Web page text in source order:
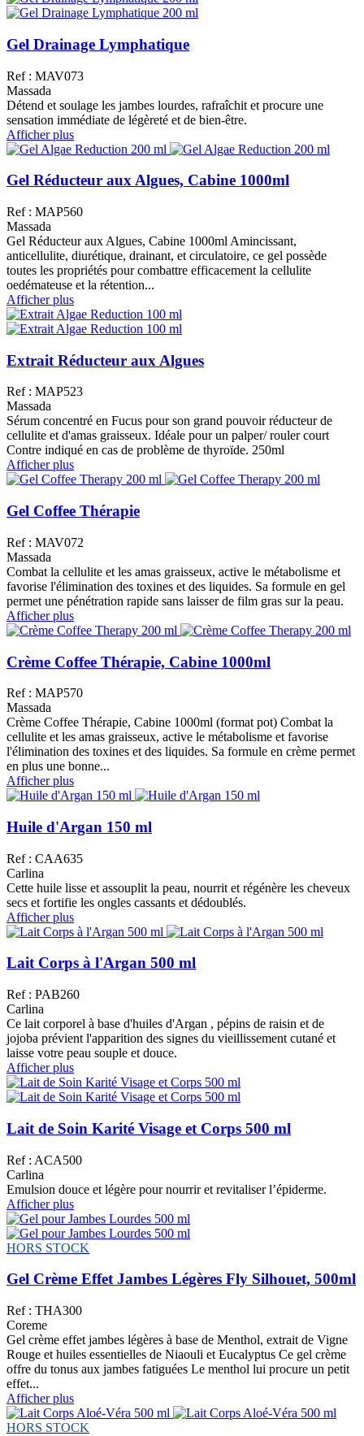
Gel Drainage Lymphatique
Ref : MAV073
Massada
Détend et soulage les jambes lourdes, rafraîchit et procure une
sensation immédiate de légèreté et de bien-être.
Afficher plus
Gel Réducteur aux Algues, Cabine 1000ml
Ref : MAP560
Massada
Gel Réducteur aux Algues, Cabine 1000ml Amincissant,
anticellulite, diurétique, drainant, et circulatoire, ce gel possède
toutes les propriétés pour combattre efficacement la cellulite
oedémateuse et la rétention...
Afficher plus
Extrait Réducteur aux Algues
Ref : MAP523
Massada
Sérum concentré en Fucus pour son grand pouvoir réducteur de
cellulite et d'amas graisseux. Idéale pour un palper/ rouler court
Contre indiqué en cas de problème de thyroïde. 250ml
Afficher plus
Gel Coffee Thérapie
Ref : MAV072
Massada
Combat la cellulite et les amas graisseux, active le métabolisme et
favorise l'élimination des toxines et des liquides. Sa formule en gel
permet une pénétration rapide sans laisser de film gras sur la peau.
Afficher plus
Crème Coffee Thérapie, Cabine 1000ml
Ref : MAP570
Massada
Crème Coffee Thérapie, Cabine 1000ml (format pot) Combat la
cellulite et les amas graisseux, active le métabolisme et favorise
l'élimination des toxines et des liquides. Sa formule en crème permet
en plus une bonne...
Afficher plus
Huile d'Argan 150 ml
Ref : CAA635
Carlina
Cette huile lisse et assouplit la peau, nourrit et régénère les cheveux
secs et fortifie les ongles cassants et dédoublés.
Afficher plus
Lait Corps à l'Argan 500 ml
Ref : PAB260
Carlina
Ce lait corporel à base d'huiles d'Argan , pépins de raisin et de
jojoba prévient l'apparition des signes du vieillissement cutané et
laisse votre peau souple et douce.
Afficher plus
Lait de Soin Karité Visage et Corps 500 ml
Ref : ACA500
Carlina
Emulsion douce et légère pour nourrir et revitaliser l’épiderme.
Afficher plus
HORS STOCK
Gel Crème Effet Jambes Légères Fly Silhouet, 500ml
Ref : THA300
Coreme
Gel crème effet jambes légères à base de Menthol, extrait de Vigne
Rouge et huiles essentielles de Niaouli et Eucalyptus Ce gel crème
offre du tonus aux jambes fatiguées Le menthol lui procure un petit
effet...
Afficher plus
HORS STOCK